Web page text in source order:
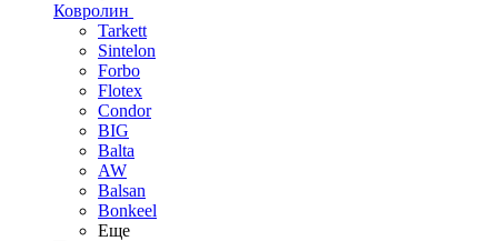
Ковролин
Tarkett
Sintelon
Forbo
Flotex
Condor
BIG
Balta
AW
Balsan
Bonkeel
Еще